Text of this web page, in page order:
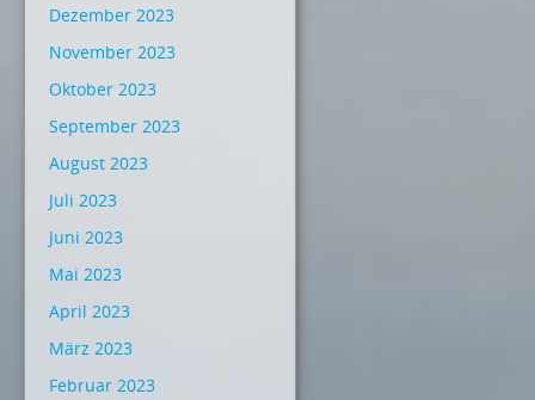
Dezember 2023
November 2023
Oktober 2023
September 2023
August 2023
Juli 2023
Juni 2023
Mai 2023
April 2023
März 2023
Februar 2023